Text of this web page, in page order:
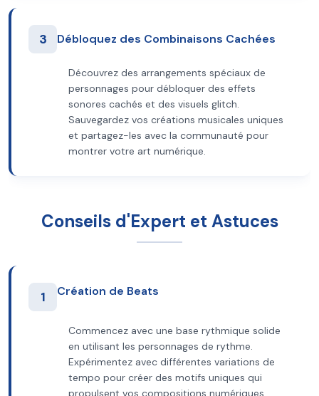
3 Débloquez des Combinaisons Cachées
Découvrez des arrangements spéciaux de
personnages pour débloquer des effets
sonores cachés et des visuels glitch.
Sauvegardez vos créations musicales uniques
et partagez-les avec la communauté pour
montrer votre art numérique.
Conseils d'Expert et Astuces
1 Création de Beats
Commencez avec une base rythmique solide
en utilisant les personnages de rythme.
Expérimentez avec différentes variations de
tempo pour créer des motifs uniques qui
propulsent vos compositions numériques.